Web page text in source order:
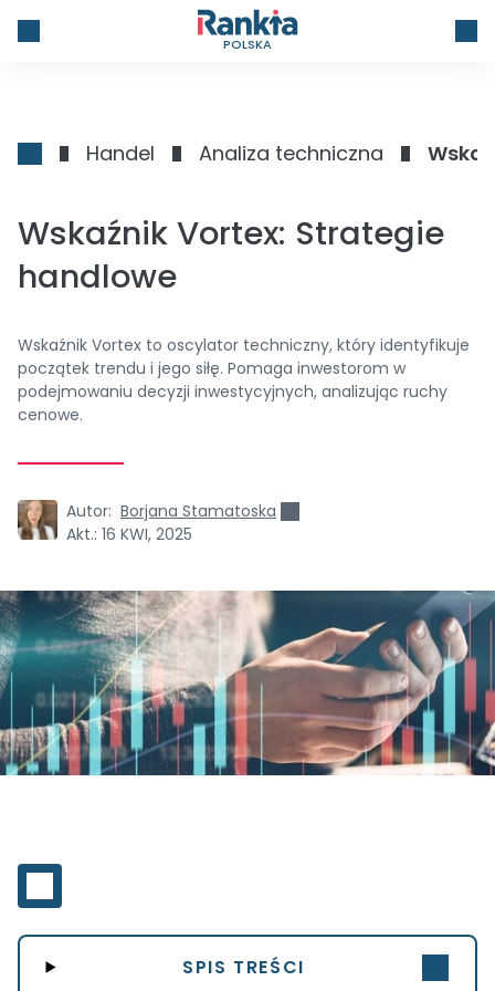
POLSKA
Handel Analiza techniczna
Wskaźnik Vortex: Strategie
handlowe
Wskaźnik Vortex to oscylator techniczny, który identyfikuje
początek trendu i jego siłę. Pomaga inwestorom w
podejmowaniu decyzji inwestycyjnych, analizując ruchy
cenowe.
Autor: Borjana Stamatoska
Akt.: 16 KWI, 2025
SPIS TREŚCI